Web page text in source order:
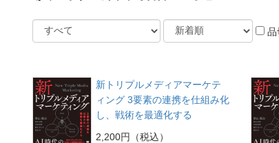
品
新トリプルメディアマーケテ
ィング 3要素の連携を仕組み化
し、戦術を最適化する
2,200円（税込）